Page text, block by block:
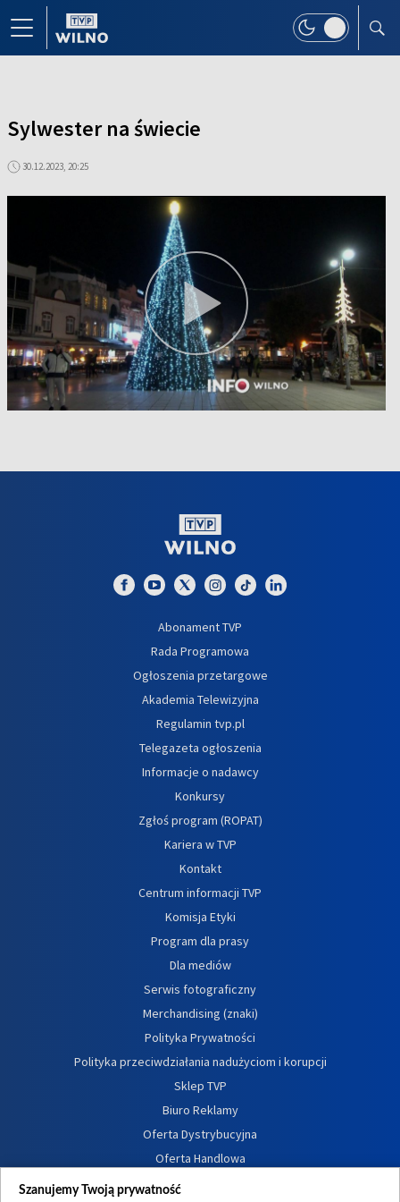
Sylwester na świecie
30.12.2023, 20:25
Abonament TVP
Rada Programowa
Ogłoszenia przetargowe
Akademia Telewizyjna
Regulamin tvp.pl
Telegazeta ogłoszenia
Informacje o nadawcy
Konkursy
Zgłoś program (ROPAT)
Kariera w TVP
Kontakt
Centrum informacji TVP
Komisja Etyki
Program dla prasy
Dla mediów
Serwis fotograficzny
Merchandising (znaki)
Polityka Prywatności
Polityka przeciwdziałania nadużyciom i korupcji
Sklep TVP
Biuro Reklamy
Oferta Dystrybucyjna
Oferta Handlowa
Dostępność
Szanujemy Twoją prywatność